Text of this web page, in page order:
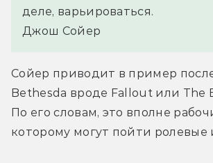
деле, варьироваться.
Джош Сойер
Сойер приводит в пример
Bethesda вроде Fallout или The
По его словам, это вполне
которому могут пойти ролевые